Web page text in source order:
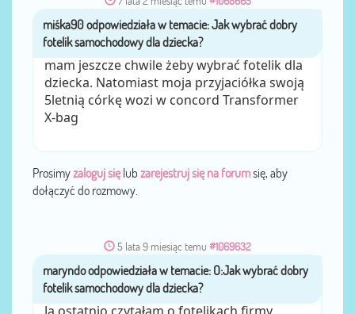
przezmiśka90
mam jeszcze chwile żeby wybrać fotelik dla
dziecka. Natomiast moja przyjaciółka swoją
5letnią córkę wozi w concord Transformer
X-bag
Prosimyzaloguj sięlub zarejestruj się na forumsię, aby
dołączyć do rozmowy.
5 lata 9 miesiąc temu #1069632
przezmaryndo